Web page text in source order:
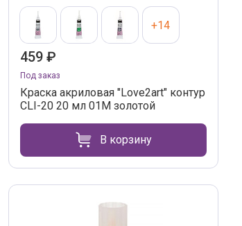
+14
459 ₽
Под заказ
Краска акриловая "Love2art" контур
CLI-20 20 мл 01М золотой
В корзину